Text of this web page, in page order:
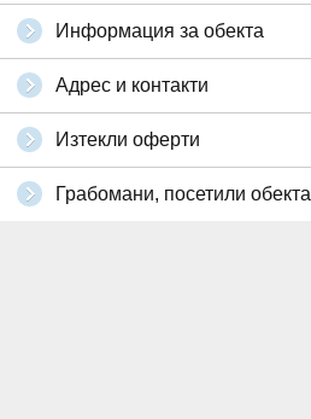
Информация за обекта
Адрес и контакти
Изтекли оферти
Грабомани, посетили обекта